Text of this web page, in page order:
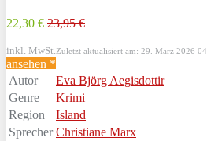
22,30 € 23,95 €
inkl. MwSt. Zuletzt aktualisiert am: 29. März 2026
ansehen *
Autor
Eva Björg Aegisdottir
Genre
Krimi
Region
Island
Sprecher Christiane Marx